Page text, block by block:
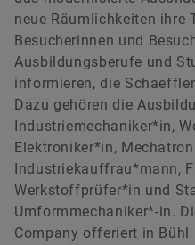
neue Räumlichkeiten ihre
Besucherinnen und
Ausbildungsberufe und
informieren, die
Dazu gehören die
Industriemechaniker*in,
Elektroniker*in,
Industriekauffrau*mann,
Werkstoffprüfer*in und
Umformmechaniker*-in.
Company offeriert in Bühl